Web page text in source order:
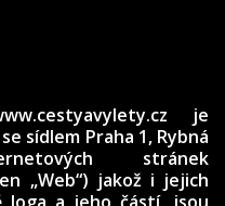
je
se sídlem Praha 1, Rybná
stránek
„Web“) jakož i jejich